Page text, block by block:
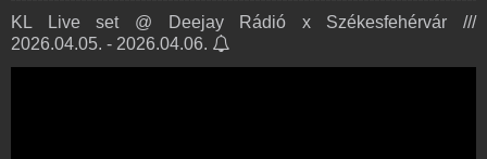
KL Live set @ Deejay Rádió x Székesfehérvár ///
2026.04.05. - 2026.04.06.